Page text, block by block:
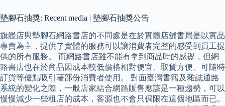
墊腳石抽獎: Recent media | 墊腳石抽獎公告
旗艦店與墊腳石網路書店的不同處是在於實體店舖書局是以實品
專賣為主，提供了實體的服務可以讓消費者完整的感受到員工提
供的所有服務。 而網路書店雖不能有拿到商品時的感覺，但網
路書店也在於商品因成本較低價格相對便宜、取貨方便、可隨時
訂貨等優點吸引著部份消費者使用。 對面臺灣書籍及雜誌通路
系統的變化之際，一般店家結合網路販售應該是一種趨勢，可以
慢慢減少一些租店的成本，客源也不會只侷限在這個地區而已。